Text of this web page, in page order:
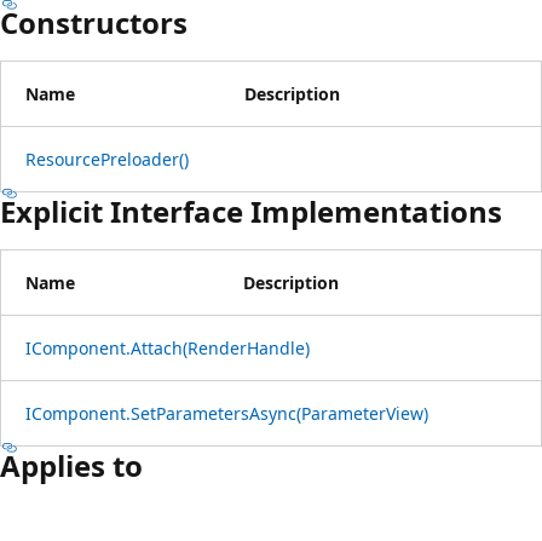
Constructors
Name Description
ResourcePreloader()
Explicit Interface Implementations
Name Description
IComponent.Attach(RenderHandle)
IComponent.SetParametersAsync(ParameterView)
Applies to